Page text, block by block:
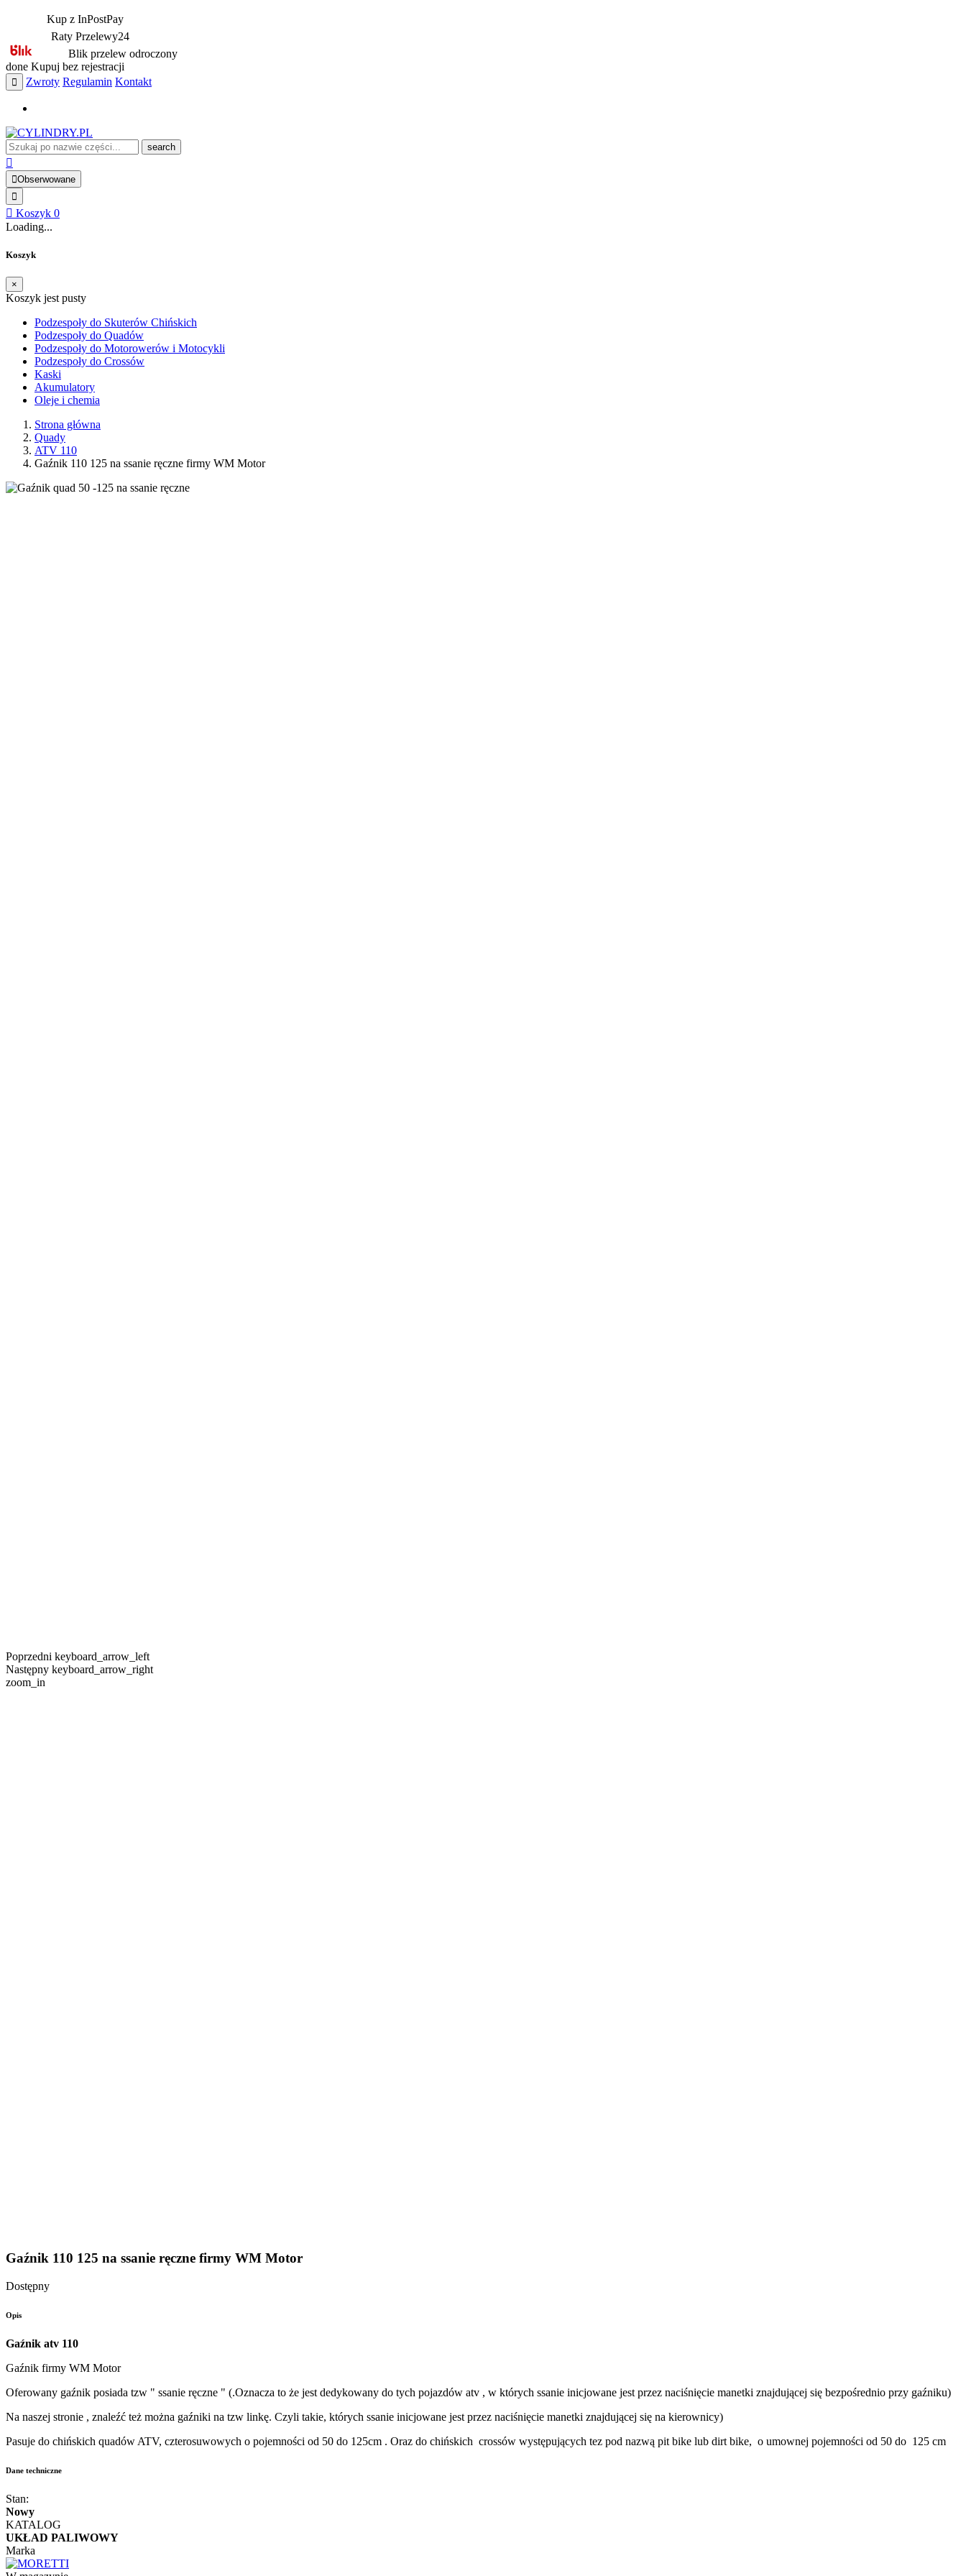
Kup z InPostPay
Raty Przelewy24
Blik przelew odroczony
done Kupuj bez rejestracji
Zwroty Regulamin Kontakt
search
Obserwowane
Koszyk 0
Loading...
Koszyk
×
Koszyk jest pusty
Podzespoły do Skuterów Chińskich
Podzespoły do Quadów
Podzespoły do Motorowerów i Motocykli
Podzespoły do Crossów
Kaski
Akumulatory
Oleje i chemia
Strona główna
Quady
ATV 110
Gaźnik 110 125 na ssanie ręczne firmy WM Motor
Poprzedni keyboard_arrow_left
Następny keyboard_arrow_right
zoom_in
Gaźnik 110 125 na ssanie ręczne firmy WM Motor
Dostępny
Opis
Gaźnik atv 110
Gaźnik firmy WM Motor
Oferowany gaźnik posiada tzw " ssanie ręczne " (.Oznacza to że jest dedykowany do tych pojazdów atv , w których ssanie inicjowane jest przez naciśnięcie manetki znajdującej się bezpośrednio przy gaźniku)
Na naszej stronie , znaleźć też można gaźniki na tzw linkę. Czyli takie, których ssanie inicjowane jest przez naciśnięcie manetki znajdującej się na kierownicy)
Pasuje do chińskich quadów ATV, czterosuwowych o pojemności od 50 do 125cm . Oraz do chińskich crossów występujących tez pod nazwą pit bike lub dirt bike, o umownej pojemności od 50 do 125 cm
Dane techniczne
Stan:
Nowy
KATALOG
UKŁAD PALIWOWY
Marka